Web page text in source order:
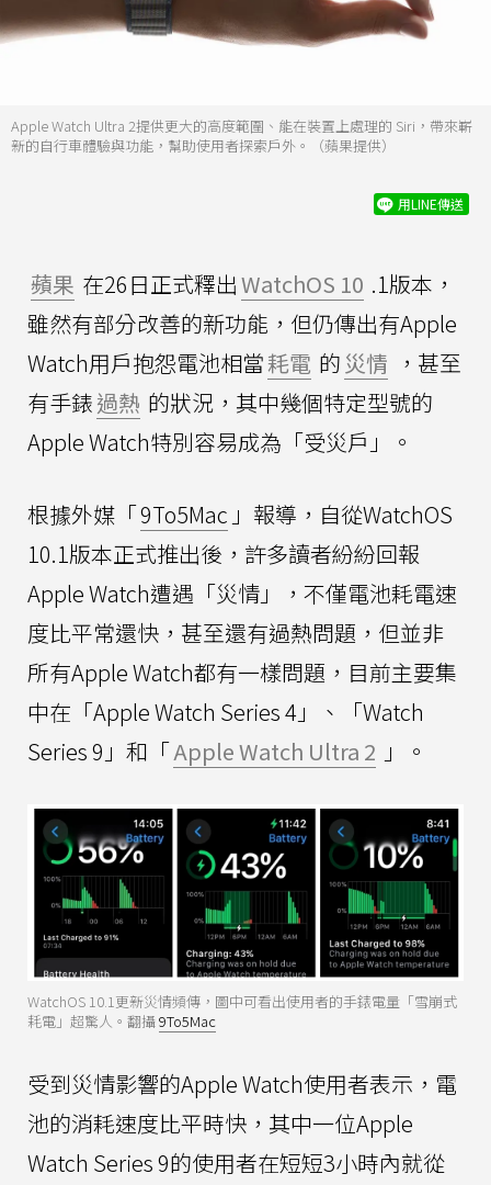
Apple Watch Ultra 2提供更大的高度範圍、能在裝置上處理的 Siri，帶來嶄
新的自行車體驗與功能，幫助使用者探索戶外。（蘋果提供）
用LINE傳送
蘋果 在26日正式釋出WatchOS 10 .1版本，
雖然有部分改善的新功能，但仍傳出有Apple
Watch用戶抱怨電池相當耗電 的 災情 ，甚至
有手錶過熱 的狀況，其中幾個特定型號的
Apple Watch特別容易成為「受災戶」。
根據外媒「9To5Mac 」報導，自從WatchOS
10.1版本正式推出後，許多讀者紛紛回報
Apple Watch遭遇「災情」，不僅電池耗電速
度比平常還快，甚至還有過熱問題，但並非
所有Apple Watch都有一樣問題，目前主要集
中在「Apple Watch Series 4」、「Watch
Series 9」和「Apple Watch Ultra 2 」。
WatchOS 10.1更新災情頻傳，圖中可看出使用者的手錶電量「雪崩式
耗電」超驚人。翻攝9To5Mac
受到災情影響的Apple Watch使用者表示，電
池的消耗速度比平時快，其中一位Apple
Watch Series 9的使用者在短短3小時內就從